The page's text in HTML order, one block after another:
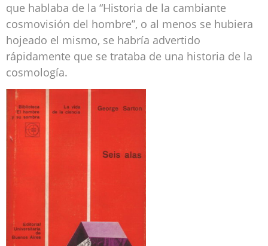
que hablaba de la “Historia de la cambiante
cosmovisión del hombre”, o al menos se hubiera
hojeado el mismo, se habría advertido
rápidamente que se trataba de una historia de la
cosmología.